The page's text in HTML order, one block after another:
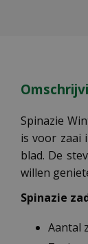
Spinazie
is voor zaai
blad. De
willen
Spinazie
Aantal